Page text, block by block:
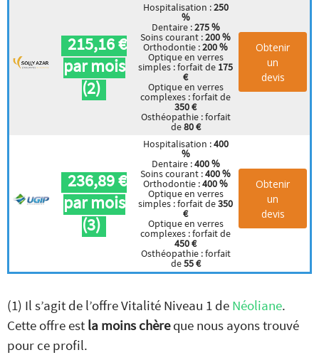
215,16 €
par mois
(2)
Hospitalisation :250
%
Dentaire :275 %
Soins courant :200 %
Orthodontie :200 %
Optique en verres
simples : forfait de 175
€
Optique en verres
complexes : forfait de
350 €
Osthéopathie : forfait
de80 €
Obtenir
un
devis
236,89 €
par mois
(3)
Hospitalisation :400
%
Dentaire :400 %
Soins courant :400 %
Orthodontie :400 %
Optique en verres
simples : forfait de350
€
Optique en verres
complexes : forfait de
450 €
Osthéopathie : forfait
de55 €
Obtenir
un
devis
(1) Il s’agit de l’offre Vitalité Niveau 1 de Néoliane.
Cette offre est la moins chèreque nous ayons trouvé
pour ce profil.